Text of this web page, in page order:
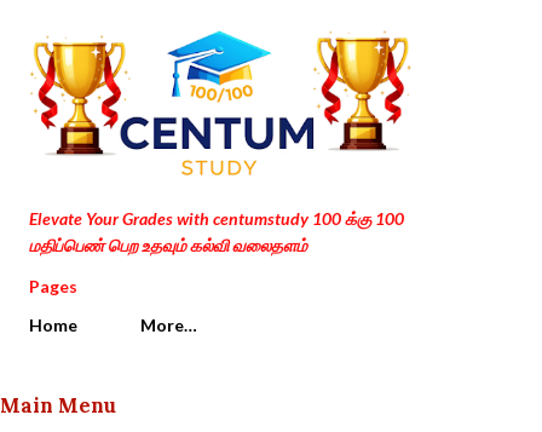
Skip to main content
Elevate Your Grades with centumstudy 100 க்கு 100
மதிப்பெண் பெற உதவும் கல்வி வலைதளம்
Pages
Home
More…
Main Menu